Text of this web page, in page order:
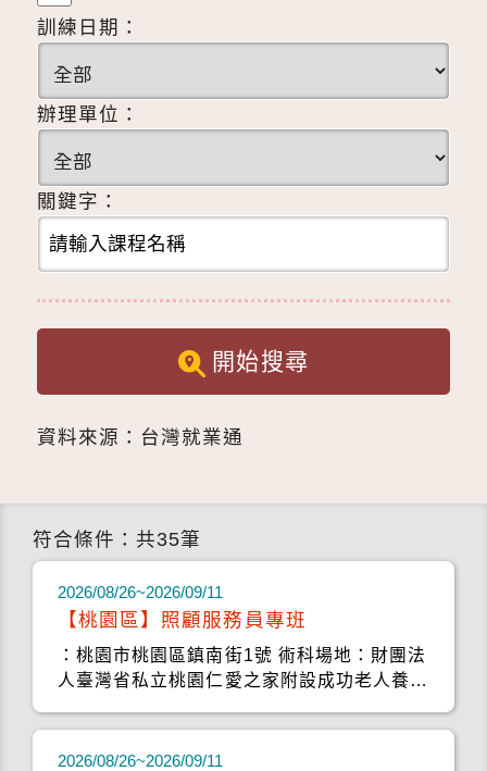
訓練日期：
辦理單位：
關鍵字：
開始搜尋
資料來源：台灣就業通
符合條件：共35筆
2026/08/26~2026/09/11
【桃園區】照顧服務員專班
：桃園市桃園區鎮南街1號 術科場地：財團法
人臺灣省私立桃園仁愛之家附設成功老人養護
2026/08/26~2026/09/11